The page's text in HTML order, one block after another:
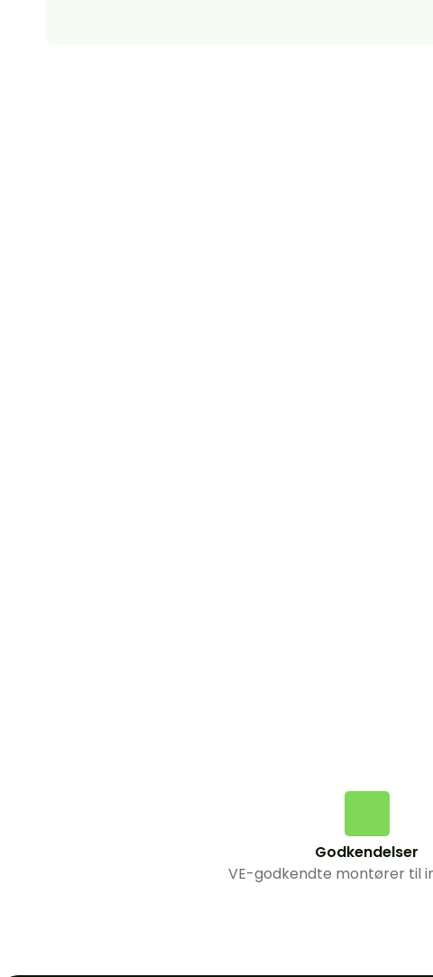
Godkendelser
VE-godkendte montører til